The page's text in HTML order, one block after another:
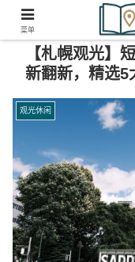
【札幌观光】
新翻新，精选5
观光休闲
菜单